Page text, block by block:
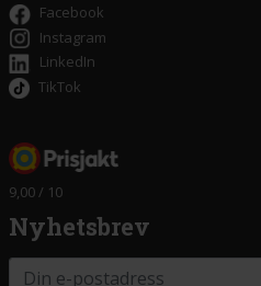
Facebook
Instagram
LinkedIn
TikTok
9,00 / 10
Nyhetsbrev